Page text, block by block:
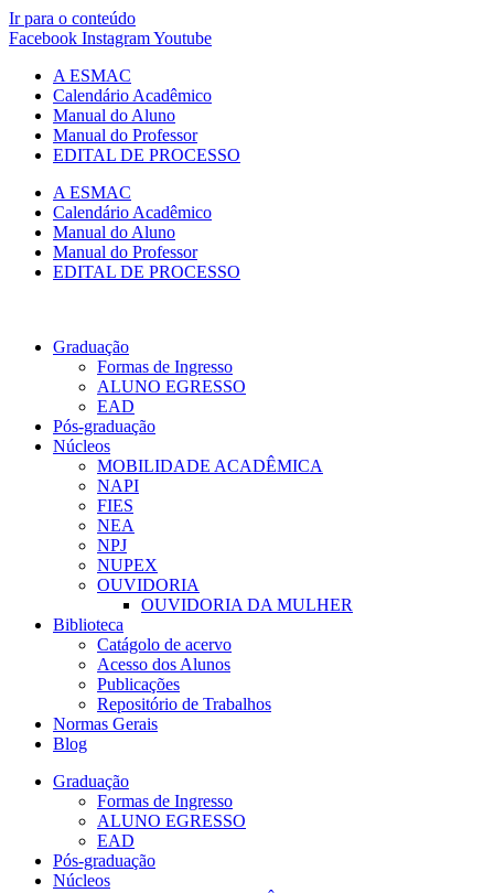
Ir para o conteúdo
Facebook InstagramYoutube
A ESMAC
Calendário Acadêmico
Manual do Aluno
Manual do Professor
EDITAL DE PROCESSO
A ESMAC
Calendário Acadêmico
Manual do Aluno
Manual do Professor
EDITAL DE PROCESSO
Graduação
Formas de Ingresso
ALUNO EGRESSO
EAD
Pós-graduação
Núcleos
MOBILIDADE ACADÊMICA
NAPI
FIES
NEA
NPJ
NUPEX
OUVIDORIA
OUVIDORIA DA MULHER
Biblioteca
Catágolo de acervo
Acesso dos Alunos
Publicações
Repositório de Trabalhos
Normas Gerais
Blog
Graduação
Formas de Ingresso
ALUNO EGRESSO
EAD
Pós-graduação
Núcleos